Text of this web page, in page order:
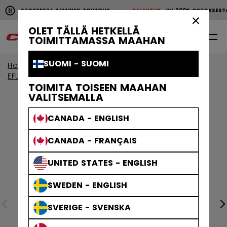
OLET TÄLLÄ HETKELLÄ
TOIMITTAMASSA MAAHAN
SUOMI - SUOMI
TOIMITA TOISEEN MAAHAN
VALITSEMALLA
CANADA - ENGLISH
CANADA - FRANÇAIS
UNITED STATES - ENGLISH
SWEDEN - ENGLISH
SVERIGE - SVENSKA
Pause the horizontal scroll animation.
OSTOKSESTA ILMAINEN TOIMITUSPALAUTUS YLI 200€
YLI 200€ OSTOKSESTA ILMAINEN TOIMITUS
Home Maalivahti
Maalivahti Collection
EFLEX